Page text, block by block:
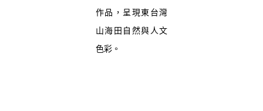
作品，呈現東台灣
山海田自然與人文
色彩。